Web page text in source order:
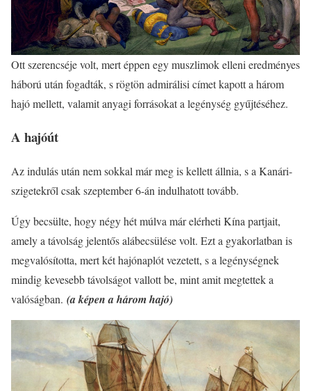
Ott szerencséje volt, mert éppen egy muszlimok elleni eredményes
háború után fogadták, s rögtön admirálisi címet kapott a három
hajó mellett, valamit anyagi forrásokat a legénység gyűjtéséhez.
A hajóút
Az indulás után nem sokkal már meg is kellett állnia, s a Kanári-
szigetekről csak szeptember 6-án indulhatott tovább.
Úgy becsülte, hogy négy hét múlva már elérheti Kína partjait,
amely a távolság jelentős alábecsülése volt. Ezt a gyakorlatban is
megvalósította, mert két hajónaplót vezetett, s a legénységnek
mindig kevesebb távolságot vallott be, mint amit megtettek a
valóságban. (a képen a három hajó)